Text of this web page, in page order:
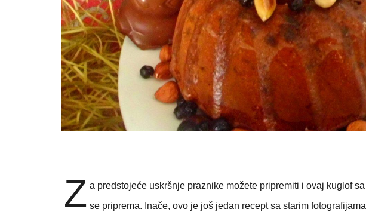
Z a predstojeće uskršnje praznike možete pripremiti i ovaj kuglof
se priprema. Inače, ovo je još jedan recept sa starim